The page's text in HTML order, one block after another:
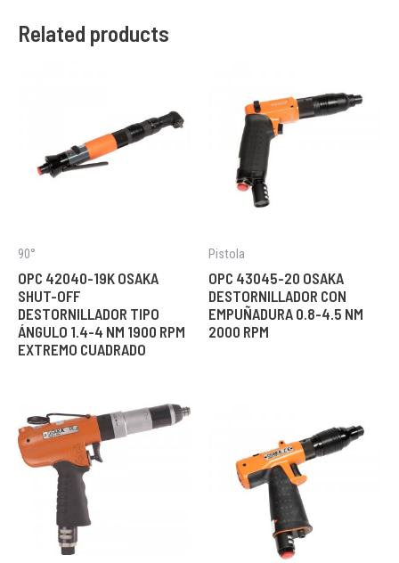
Related products
90°
OPC 42040-19K OSAKA
SHUT-OFF
DESTORNILLADOR TIPO
ÁNGULO 1.4-4 NM 1900 RPM
EXTREMO CUADRADO
Pistola
OPC 43045-20 OSAKA
DESTORNILLADOR CON
EMPUÑADURA 0.8-4.5 NM
2000 RPM